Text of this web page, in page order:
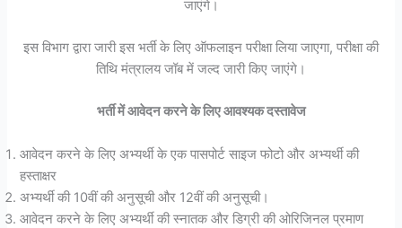
जाएंगे।
इस विभाग द्वारा जारी इस भर्ती के लिए ऑफलाइन परीक्षा लिया जाएगा, परीक्षा की
तिथि मंत्रालय जॉब में जल्द जारी किए जाएंगे।
भर्ती में आवेदन करने के लिए आवश्यक दस्तावेज
आवेदन करने के लिए अभ्यर्थी के एक पासपोर्ट साइज फोटो और अभ्यर्थी की
हस्ताक्षर
अभ्यर्थी की 10वीं की अनुसूची और 12वीं की अनुसूची।
आवेदन करने के लिए अभ्यर्थी की स्नातक और डिग्री की ओरिजिनल प्रमाण